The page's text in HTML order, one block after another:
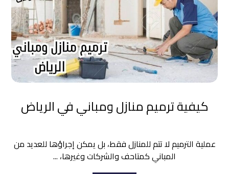
كيفية ترميم منازل ومباني في الرياض
عملية الترميم لا تتم للمنازل فقط، بل يمكن إجراؤها للعديد من
المباني كمتاحف والشركات وغيرها، ...